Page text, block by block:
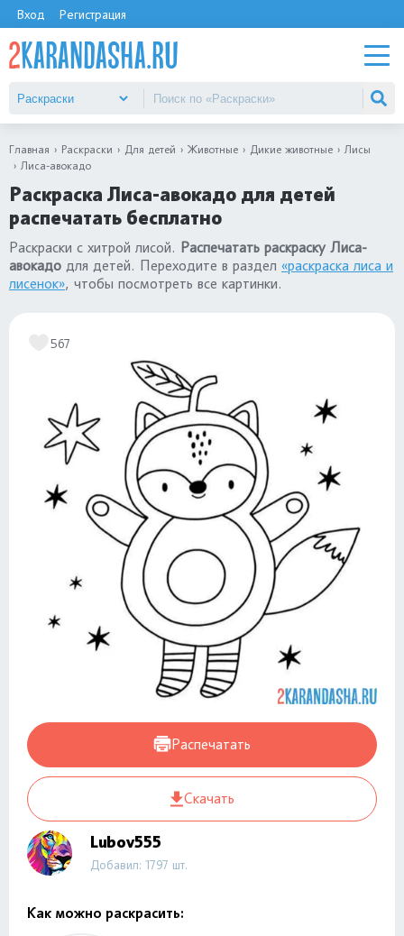
Вход Регистрация
Главная Раскраски Для детей Животные Дикие животные
Лисы
Лиса-авокадо
Раскраска Лиса-авокадо для детей
распечатать бесплатно
Раскраски с хитрой лисой. Распечатать раскраску Лиса-
авокадо для детей. Переходите в раздел «раскраска лиса и
лисенок», чтобы посмотреть все картинки.
567
Распечатать
Скачать
Lubov555
Добавил: 1797 шт.
Как можно раскрасить: